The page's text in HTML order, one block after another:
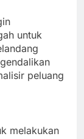
untuk
peluang
melakukan